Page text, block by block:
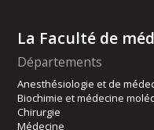
La Faculté de
Départements
Anesthésiologie et de
Biochimie et médecine
Chirurgie
Médecine